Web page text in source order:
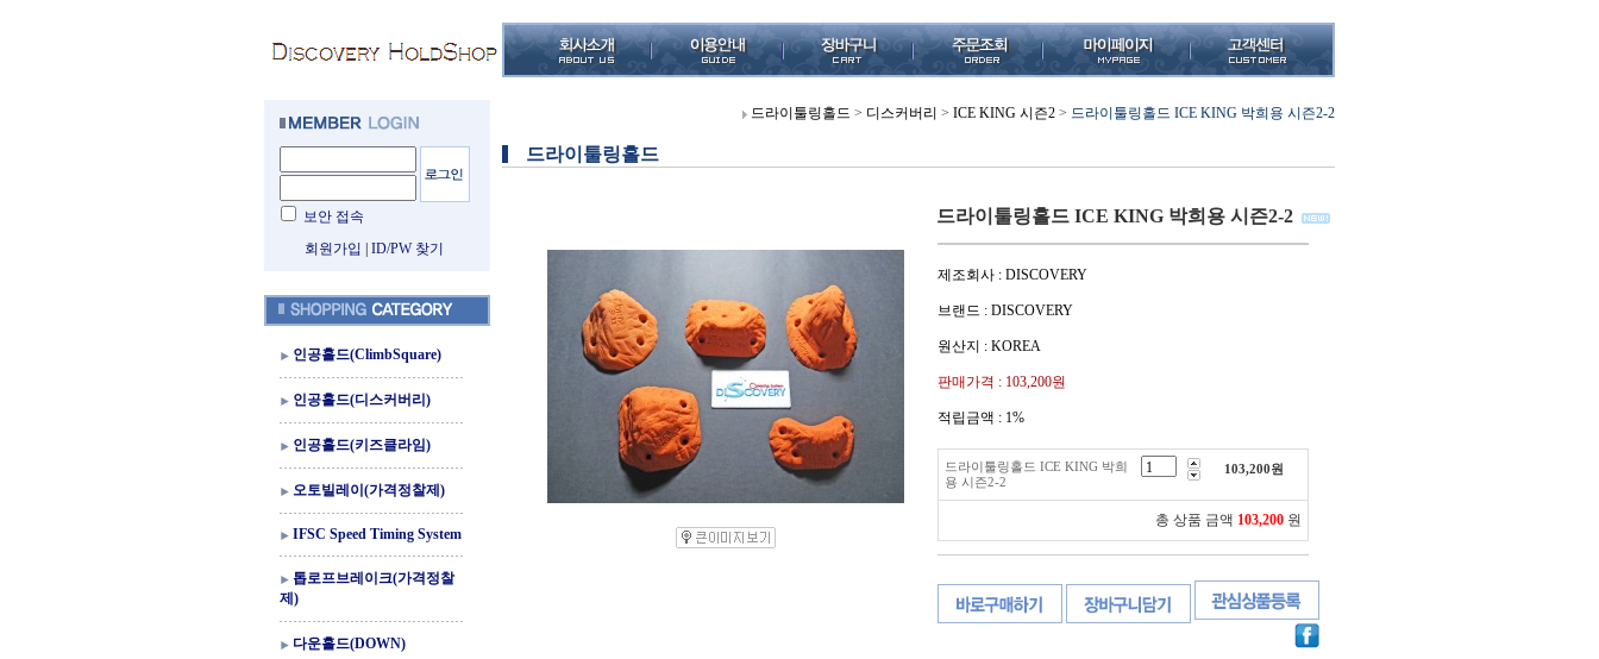
보안 접속
회원가입
ID/PW 찾기
인공홀드(ClimbSquare)
인공홀드(디스커버리)
인공홀드(키즈클라임)
오토빌레이(가격정찰제)
IFSC Speed Timing System
톱로프브레이크(가격정찰
제)
다운홀드(DOWN)
드라이툴링홀드 > 디스커버리 > ICE KING 시즌2 > 드라이툴링홀드 ICE KING 박희용 시즌2-2
드라이툴링홀드
드라이툴링홀드 ICE KING 박희용 시즌2-2
제조회사 : DISCOVERY
브랜드 : DISCOVERY
원산지 : KOREA
판매가격 : 103,200원
적립금액 : 1%
드라이툴링홀드 ICE KING 박희
용 시즌2-2
103,200원
총 상품 금액 103,200 원